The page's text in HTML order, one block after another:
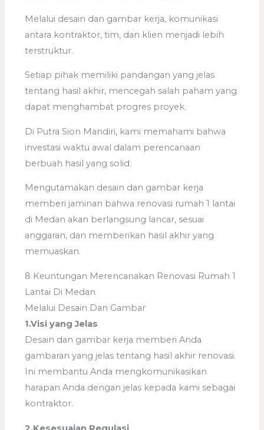
Melalui desain dan gambar kerja, komunikasi
antara kontraktor, tim, dan klien menjadi lebih
terstruktur.
Setiap pihak memiliki pandangan yang jelas
tentang hasil akhir, mencegah salah paham yang
dapat menghambat progres proyek.
Di Putra Sion Mandiri, kami memahami bahwa
investasi waktu awal dalam perencanaan
berbuah hasil yang solid.
Mengutamakan desain dan gambar kerja
memberi jaminan bahwa renovasi rumah 1 lantai
di Medan akan berlangsung lancar, sesuai
anggaran, dan memberikan hasil akhir yang
memuaskan.
8 Keuntungan Merencanakan Renovasi Rumah 1
Lantai Di Medan
Melalui Desain Dan Gambar
1.Visi yang Jelas
Desain dan gambar kerja memberi Anda
gambaran yang jelas tentang hasil akhir renovasi.
Ini membantu Anda mengkomunikasikan
harapan Anda dengan jelas kepada kami sebagai
kontraktor.